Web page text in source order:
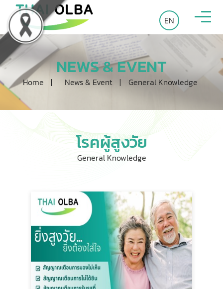
EN
NEWS & EVENT
Home | News & Event | General Knowledge
โรคผู้สูงวัย
General Knowledge